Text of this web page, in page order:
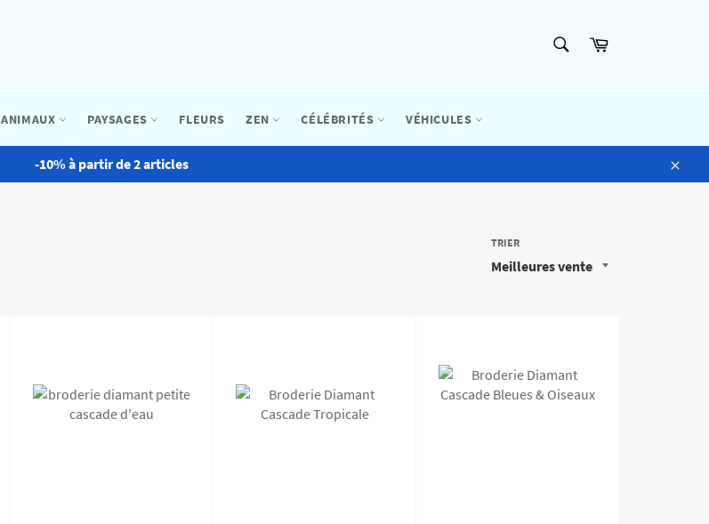
Panier
ANIMAUX PAYSAGES FLEURS ZEN CÉLÉBRITÉS VÉHICULES
-10% à partir de 2 articles
Close
TRIER